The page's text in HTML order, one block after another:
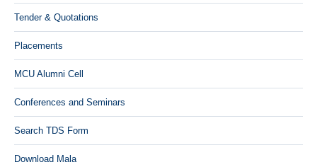
Tender & Quotations
Placements
MCU Alumni Cell
Conferences and Seminars
Search TDS Form
Download Mala